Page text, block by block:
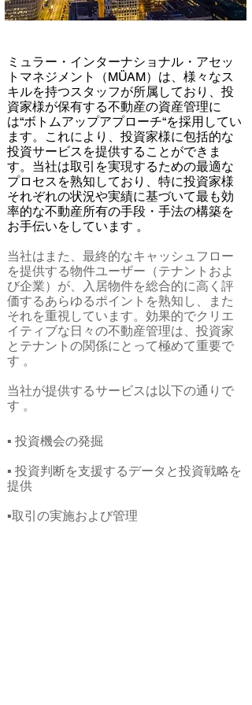
ミュラー・インターナショナル・アセッ
トマネジメント（MÜAM）は、様々なス
キルを持つスタッフが所属しており、投
資家様が保有する不動産の資産管理に
は“ボトムアップアプローチ“を採用してい
ます。これにより、投資家様に包括的な
投資サービスを提供することができま
す。当社は取引を実現するための最適な
プロセスを熟知しており、特に投資家様
それぞれの状況や実績に基づいて最も効
率的な不動産所有の手段・手法の構築を
お手伝いをしています 。
当社はまた、最終的なキャッシュフロー
を提供する物件ユーザー（テナントおよ
び企業）が、入居物件を総合的に高く評
価するあらゆるポイントを熟知し、また
それを重視しています。効果的でクリエ
イティブな日々の不動産管理は、投資家
とテナントの関係にとって極めて重要で
す 。
当社が提供するサービスは以下の通りで
す 。
▪ 投資機会の発掘
▪ 投資判断を支援するデータと投資戦略を
提供
▪取引の実施および管理